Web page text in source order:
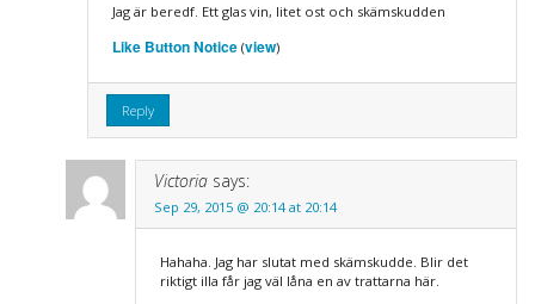
Jag är beredf. Ett glas vin, litet ost och skämskudden
Like Button Notice(view)
Reply
Victoria says:
Sep 29, 2015 @ 20:14 at 20:14
Hahaha. Jag har slutat med skämskudde. Blir det
riktigt illa får jag väl låna en av trattarna här.